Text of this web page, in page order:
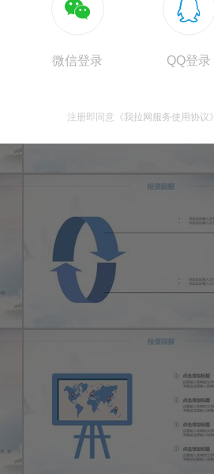

微信登录

QQ登录
注册即同意 《我拉网服务使用协议》